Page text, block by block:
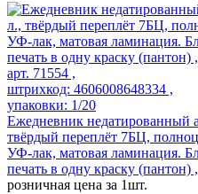
арт. 71554 ,
штрихкод: 4606008648334 ,
упаковки: 1/20
Ежедневник недатированный
твёрдый переплёт 7БЦ,
УФ-лак, матовая ламинация.
печать в одну краску (пантон)
розничная цена за 1шт.